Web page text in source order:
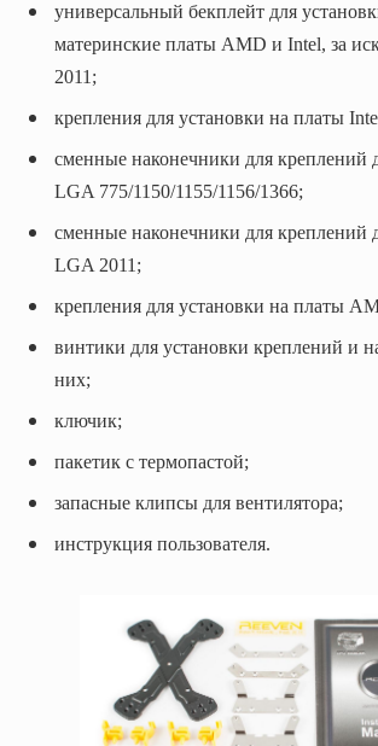
универсальный бекплейт для
материнские платы AMD и Intel, за
2011;
крепления для установки на платы
сменные наконечники для креплений
LGA 775/1150/1155/1156/1366;
сменные наконечники для креплений
LGA 2011;
крепления для установки на платы
винтики для установки креплений и
них;
ключик;
пакетик с термопастой;
запасные клипсы для вентилятора;
инструкция пользователя.